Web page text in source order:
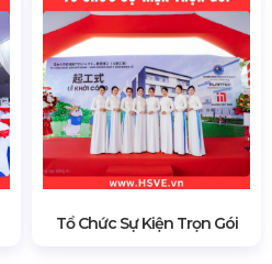
Tổ Chức Sự Kiện Trọn Gói